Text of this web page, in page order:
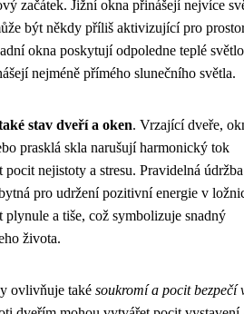
začátek. Jižní okna přinášejí nejvíce
být někdy příliš aktivizující pro
okna poskytují odpoledne teplé
nejméně přímého slunečního světla.
stav dveří a oken. Vrzající dveře,
prasklá skla narušují harmonický tok
pocit nejistoty a stresu. Pravidelná údržba
pro udržení pozitivní energie v
a tiše, což symbolizuje snadný
života.
ovlivňuje také soukromí a pocit bezpečí